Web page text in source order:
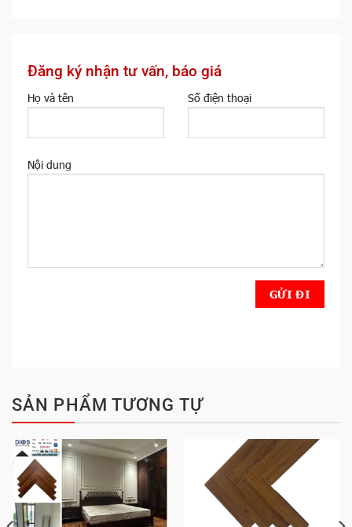
Đăng ký nhận tư vấn, báo giá
Họ và tên Số điện thoại
Nội dung
SẢN PHẨM TƯƠNG TỰ